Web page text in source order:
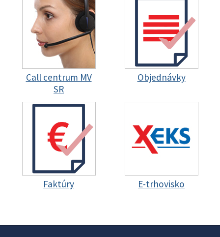
Call centrum MV
SR
Objednávky
Faktúry E-trhovisko